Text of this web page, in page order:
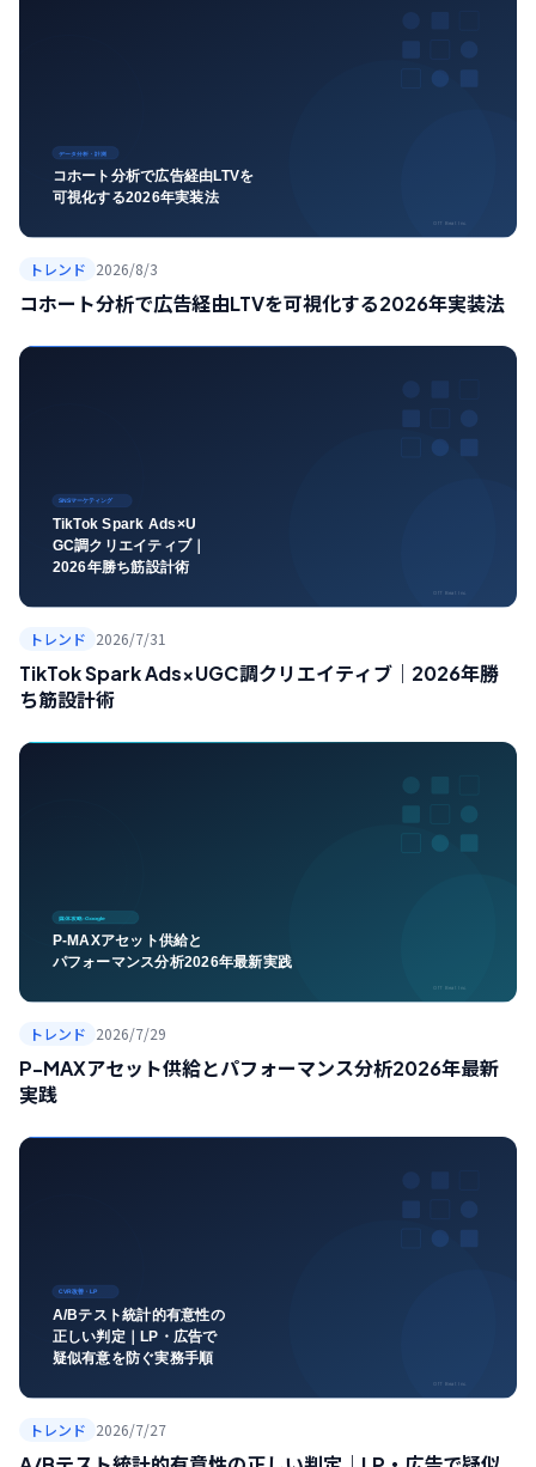
トレンド 2026/8/3
コホート分析で広告経由LTVを可視化する2026年実装法
トレンド 2026/7/31
TikTok Spark Ads×UGC調クリエイティブ｜2026年勝
ち筋設計術
トレンド 2026/7/29
P-MAXアセット供給とパフォーマンス分析2026年最新
実践
トレンド 2026/7/27